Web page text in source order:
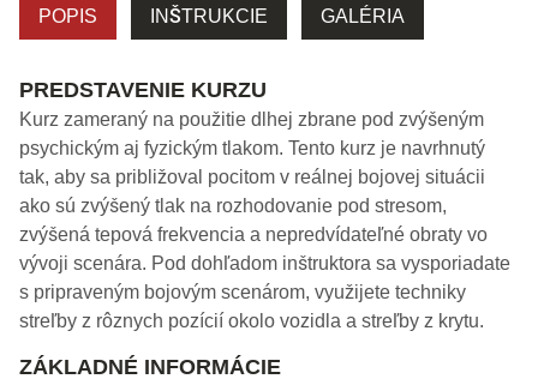
POPIS INŠTRUKCIE GALÉRIA
PREDSTAVENIE KURZU
Kurz zameraný na použitie dlhej zbrane pod zvýšeným
psychickým aj fyzickým tlakom. Tento kurz je navrhnutý
tak, aby sa približoval pocitom v reálnej bojovej situácii
ako sú zvýšený tlak na rozhodovanie pod stresom,
zvýšená tepová frekvencia a nepredvídateľné obraty vo
vývoji scenára. Pod dohľadom inštruktora sa vysporiadate
s pripraveným bojovým scenárom, využijete techniky
streľby z rôznych pozícií okolo vozidla a streľby z krytu.
ZÁKLADNÉ INFORMÁCIE